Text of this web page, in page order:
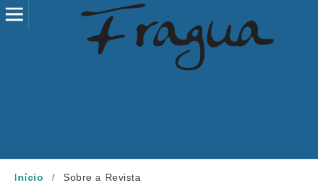
Início / Sobre a Revista